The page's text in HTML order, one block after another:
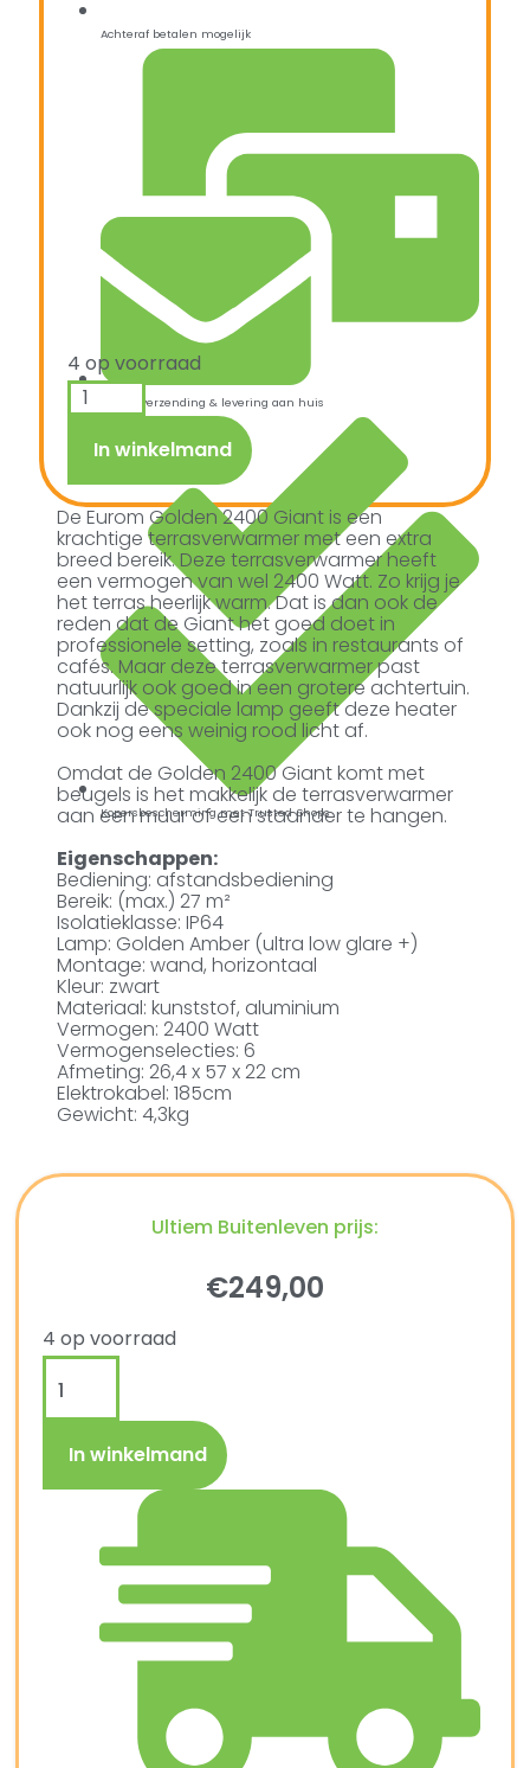
Achteraf betalen mogelijk
Snelle verzending & levering aan huis
Kopersbescherming met Trusted Shops
4 op voorraad
In winkelmand
De Eurom Golden 2400 Giant is een
krachtige terrasverwarmer met een extra
breed bereik. Deze terrasverwarmer heeft
een vermogen van wel 2400 Watt. Zo krijg je
het terras heerlijk warm. Dat is dan ook de
reden dat de Giant het goed doet in
professionele setting, zoals in restaurants of
cafés. Maar deze terrasverwarmer past
natuurlijk ook goed in een grotere achtertuin.
Dankzij de speciale lamp geeft deze heater
ook nog eens weinig rood licht af.
Omdat de Golden 2400 Giant komt met
beugels is het makkelijk de terrasverwarmer
aan een muur of een staander te hangen.
Eigenschappen:
Bediening: afstandsbediening
Bereik: (max.) 27 m²
Isolatieklasse: IP64
Lamp: Golden Amber (ultra low glare +)
Montage: wand, horizontaal
Kleur: zwart
Materiaal: kunststof, aluminium
Vermogen: 2400 Watt
Vermogenselecties: 6
Afmeting: 26,4 x 57 x 22 cm
Elektrokabel: 185cm
Gewicht: 4,3kg
Ultiem Buitenleven prijs:
€249,00
4 op voorraad
In winkelmand